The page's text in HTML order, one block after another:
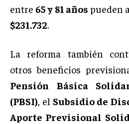
entre 65 y 81 años pueden
$231.732.
La reforma también
otros beneficios
Pensión Básica
(PBSI), el Subsidio de
Aporte Previsional